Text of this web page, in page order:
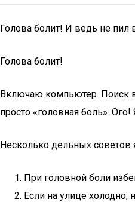
Голова болит! И ведь не пил
Голова болит!
Включаю компьютер. Поиск в
просто «головная боль».
Несколько дельных советов
При головной боли
Если на улице холодно,